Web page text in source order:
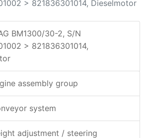
> 821836301014, Dieselmotor
BM1300/30-2, S/N
> 821836301014,
assembly group
system
adjustment / steering